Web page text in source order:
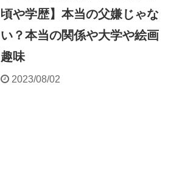
頃や学歴】本当の父嫌じゃな
い？本当の関係や大学や絵画
趣味
2023/08/02